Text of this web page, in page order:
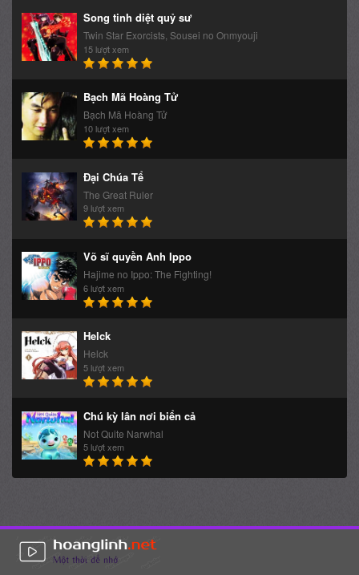
Bạch Mã Hoàng Tử
10 lượt xem
The Great Ruler
9 lượt xem
Hajime no Ippo: The Fighting!
6 lượt xem
Helck
5 lượt xem
Not Quite Narwhal
5 lượt xem
hợp từ các website lớn với đa dạng các đầu phim và thể loại vô cùng
phong phú.